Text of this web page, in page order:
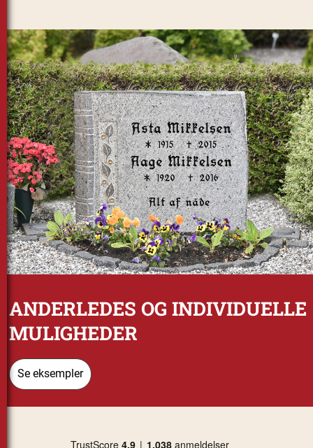
ANDERLEDES OG INDIVIDUELLE
MULIGHEDER
Se eksempler